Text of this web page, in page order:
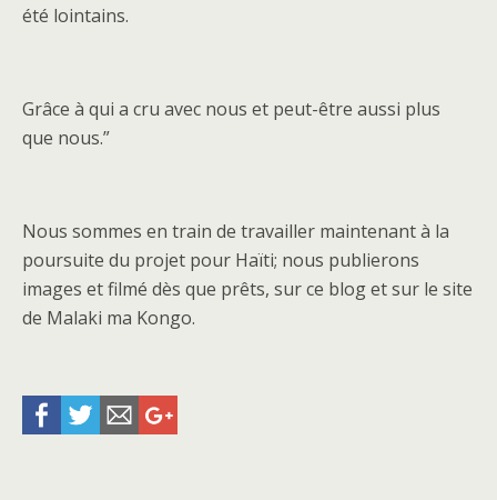
été lointains.
Grâce à qui a cru avec nous et peut-être aussi plus
que nous.”
Nous sommes en train de travailler maintenant à la
poursuite du projet pour Haïti; nous publierons
images et filmé dès que prêts, sur ce blog et sur le site
de Malaki ma Kongo.